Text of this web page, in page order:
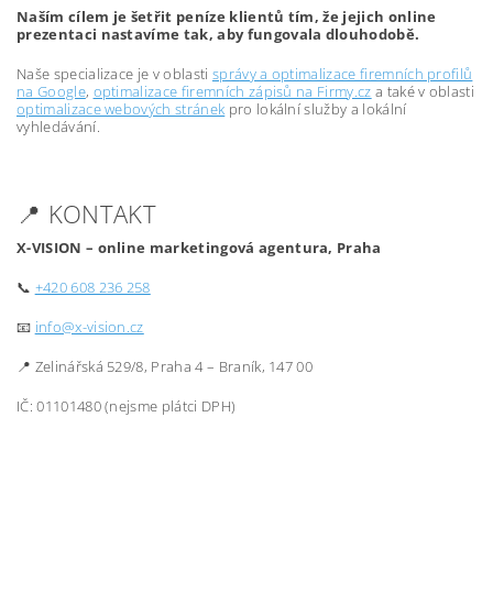
Naším cílem je šetřit peníze klientů tím, že jejich online
prezentaci nastavíme tak, aby fungovala dlouhodobě.
Naše specializace je v oblasti správy a optimalizace firemních profilů
na Google, optimalizace firemních zápisů na Firmy.cz a také v oblasti
optimalizace webových stránek pro lokální služby a lokální
vyhledávání.
📍 KONTAKT
X-VISION – online marketingová agentura, Praha
📞 +420 608 236 258
📧 info@x-vision.cz
📍 Zelinářská 529/8, Praha 4 – Braník, 147 00
IČ: 01101480 (nejsme plátci DPH)